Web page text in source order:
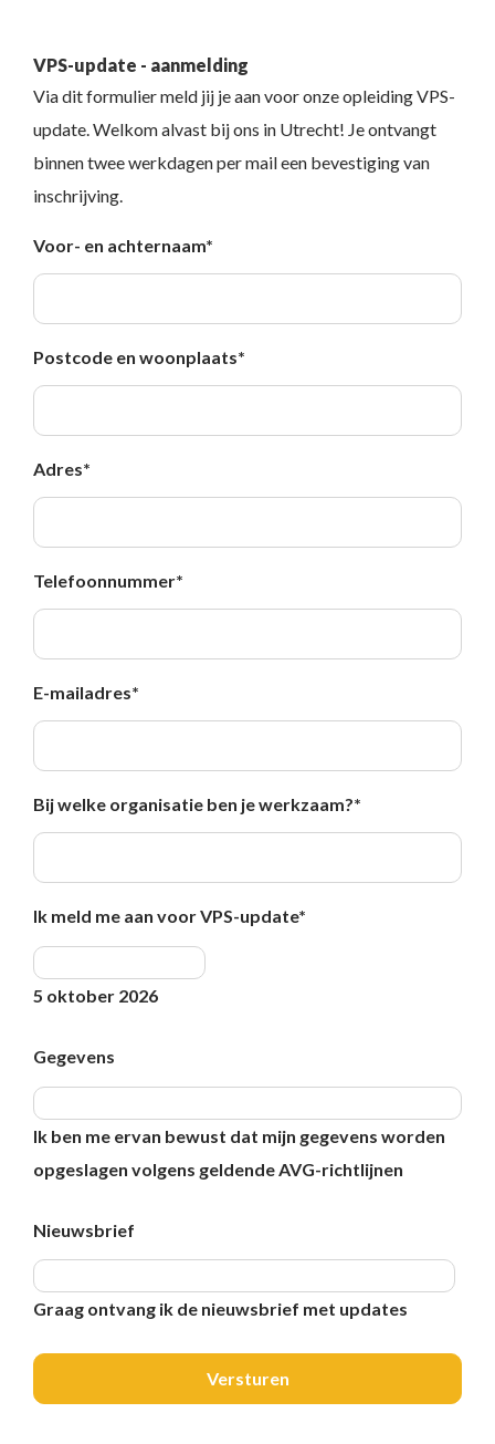
VPS-update - aanmelding
Via dit formulier meld jij je aan voor onze opleiding VPS-
update. Welkom alvast bij ons in Utrecht! Je ontvangt
binnen twee werkdagen per mail een bevestiging van
inschrijving.
Voor- en achternaam*
Postcode en woonplaats*
Adres*
Telefoonnummer*
E-mailadres*
Bij welke organisatie ben je werkzaam?*
Ik meld me aan voor VPS-update*
5 oktober 2026
Gegevens
Ik ben me ervan bewust dat mijn gegevens worden
opgeslagen volgens geldende AVG-richtlijnen
Nieuwsbrief
Graag ontvang ik de nieuwsbrief met updates
Versturen